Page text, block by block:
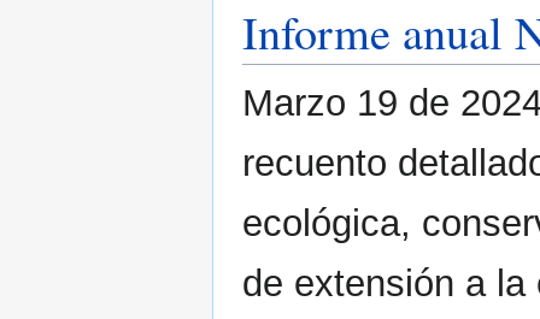
Informe anual
Marzo 19 de
recuento
ecológica,
de extensión a